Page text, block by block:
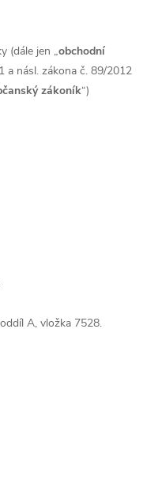
(dále jen „obchodní
a násl. zákona č. 89/2012
zákoník“)
A, vložka 7528.